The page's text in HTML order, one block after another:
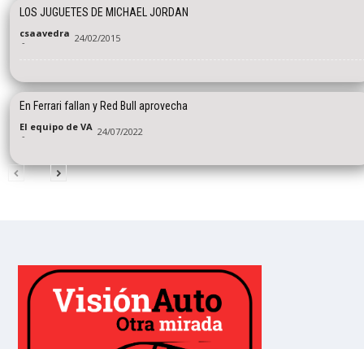
LOS JUGUETES DE MICHAEL JORDAN
csaavedra
- 24/02/2015
En Ferrari fallan y Red Bull aprovecha
El equipo de VA
- 24/07/2022